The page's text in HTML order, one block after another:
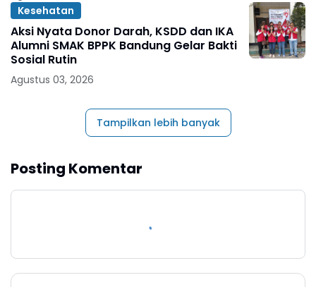
Kesehatan
Aksi Nyata Donor Darah, KSDD dan IKA
Alumni SMAK BPPK Bandung Gelar Bakti
Sosial Rutin
Agustus 03, 2026
Tampilkan lebih banyak
Posting Komentar